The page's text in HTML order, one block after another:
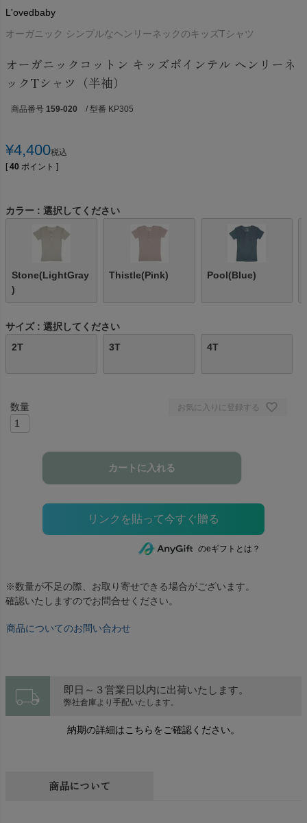
L'ovedbaby
オーガニック シンプルなヘンリーネックのキッズTシャツ
オーガニックコットン キッズポインテル ヘンリーネ
ックTシャツ（半袖）
商品番号 159-020 / 型番 KP305
¥4,400税込
[ 40 ポイント ]
カラー 選択してください
Stone(LightGray
)
Thistle(Pink) Pool(Blue)
サイズ
選択してください
2T
3T 4T
お気に入りに登録する
カートに入れる
のeギフトとは？
※数量が不足の際、お取り寄せできる場合がございます。
確認いたしますのでお問合せください。
商品についてのお問い合わせ
local_shipping 即日～３営業日以内に出荷いたします。
弊社倉庫より手配いたします。
納期の詳細はこちらをご確認ください。
商品について